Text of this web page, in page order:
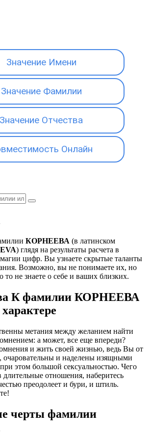
Значение Имени
Значение Фамилии
Значение Отчества
Онлайн
КОРНЕЕВА (в латинском
) глядя на результаты расчета в
цифр. Вы узнаете скрытые таланты
Возможно, вы не понимаете их, но
то не знаете о себе и ваших близких.
К фамилии КОРНЕЕВА
метания между желанием найти
а может, все еще впереди?
и жить своей жизнью, ведь Вы от
и наделены изящными
этом большой сексуальностью. Чего
отношения, наберитесь
преодолеет и бури, и штиль.
черты фамилии